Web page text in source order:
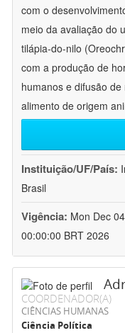
com o
meio da avaliação do
tilápia-do-nilo
com a produção de
humanos e difusão
alimento de origem
Instituição/UF/País:
Brasil
Vigência: Mon Dec
00:00:00 BRT 2026
COORDENADOR(A)
CIÊNCIAS HUMANAS
Ciência Política